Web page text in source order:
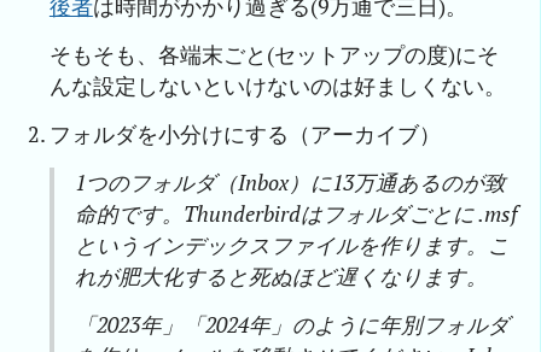
後者は時間がかかり過ぎる(9万通で三日)。
そもそも、各端末ごと(セットアップの度)にそ
んな設定しないといけないのは好ましくない。
フォルダを小分けにする（アーカイブ）
1つのフォルダ（Inbox）に13万通あるのが致
命的です。Thunderbirdはフォルダごとに .msf
というインデックスファイルを作ります。こ
れが肥大化すると死ぬほど遅くなります。
「2023年」「2024年」のように年別フォルダ